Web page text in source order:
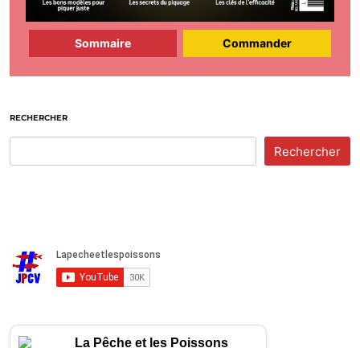
Sommaire Commander
RECHERCHER
Rechercher
La Pêche et les Poissons